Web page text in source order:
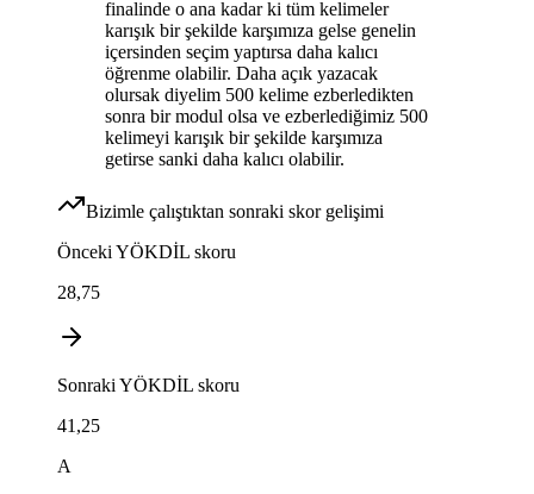
finalinde o ana kadar ki tüm kelimeler
karışık bir şekilde karşımıza gelse genelin
içersinden seçim yaptırsa daha kalıcı
öğrenme olabilir. Daha açık yazacak
olursak diyelim 500 kelime ezberledikten
sonra bir modul olsa ve ezberlediğimiz 500
kelimeyi karışık bir şekilde karşımıza
getirse sanki daha kalıcı olabilir.
Bizimle çalıştıktan sonraki skor gelişimi
Önceki YÖKDİL skoru
28,75
Sonraki YÖKDİL skoru
41,25
A